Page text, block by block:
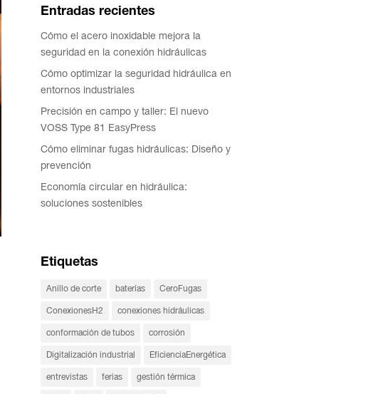
Entradas recientes
Cómo el acero inoxidable mejora la
seguridad en la conexión hidráulicas
Cómo optimizar la seguridad hidráulica en
entornos industriales
Precisión en campo y taller: El nuevo
VOSS Type 81 EasyPress
Cómo eliminar fugas hidráulicas: Diseño y
prevención
Economía circular en hidráulica:
soluciones sostenibles
Etiquetas
Anillo de corte baterías CeroFugas
ConexionesH2 conexiones hidráulicas
conformación de tubos corrosión
Digitalización industrial EficienciaEnergética
entrevistas ferias gestión térmica